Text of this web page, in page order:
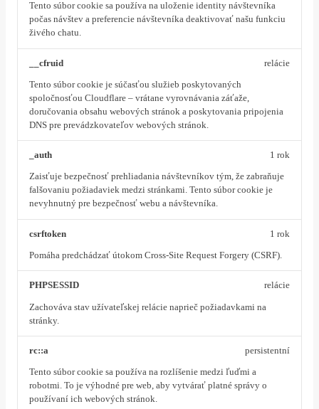
Tento súbor cookie sa používa na uloženie identity návštevníka
počas návštev a preferencie návštevníka deaktivovať našu funkciu
živého chatu.
__cfruid
Tento súbor cookie je súčasťou služieb poskytovaných
spoločnosťou Cloudflare – vrátane vyrovnávania záťaže,
doručovania obsahu webových stránok a poskytovania pripojenia
DNS pre prevádzkovateľov webových stránok.
relácie
_auth
Zaisťuje bezpečnosť prehliadania návštevníkov tým, že zabraňuje
falšovaniu požiadaviek medzi stránkami. Tento súbor cookie je
nevyhnutný pre bezpečnosť webu a návštevníka.
1 rok
csrftoken
Pomáha predchádzať útokom Cross-Site Request Forgery (CSRF).
1 rok
PHPSESSID
Zachováva stav užívateľskej relácie naprieč požiadavkami na
stránky.
relácie
rc::a
Tento súbor cookie sa používa na rozlíšenie medzi ľuďmi a
robotmi. To je výhodné pre web, aby vytvárať platné správy o
používaní ich webových stránok.
persistentní